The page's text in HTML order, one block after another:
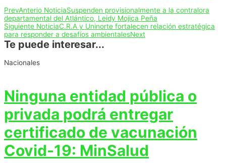
PrevAnterio NoticiaSuspenden provisionalmente a la contralora
departamental del Atlántico, Leidy Mojica Peña
Siguiente NoticiaC.R.A y Uninorte fortalecen relación estratégica
para responder a desafíos ambientalesNext
Te puede interesar...
Nacionales
Ninguna entidad pública o
privada podrá entregar
certificado de vacunación
Covid-19: MinSalud